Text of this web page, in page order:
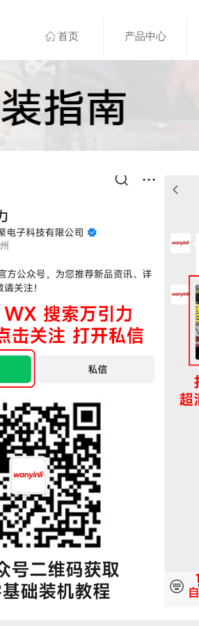
ꀇ 首页 产品中心